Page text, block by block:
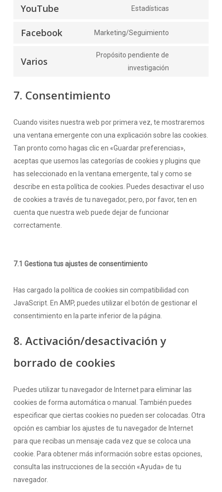
YouTube Estadísticas
Facebook Marketing/Seguimiento
Varios
Propósito pendiente de
investigación
7. Consentimiento
Cuando visites nuestra web por primera vez, te mostraremos
una ventana emergente con una explicación sobre las cookies.
Tan pronto como hagas clic en «Guardar preferencias»,
aceptas que usemos las categorías de cookies y plugins que
has seleccionado en la ventana emergente, tal y como se
describe en esta política de cookies. Puedes desactivar el uso
de cookies a través de tu navegador, pero, por favor, ten en
cuenta que nuestra web puede dejar de funcionar
correctamente.
7.1 Gestiona tus ajustes de consentimiento
Has cargado la política de cookies sin compatibilidad con
JavaScript. En AMP, puedes utilizar el botón de gestionar el
consentimiento en la parte inferior de la página.
8. Activación/desactivación y
borrado de cookies
Puedes utilizar tu navegador de Internet para eliminar las
cookies de forma automática o manual. También puedes
especificar que ciertas cookies no pueden ser colocadas. Otra
opción es cambiar los ajustes de tu navegador de Internet
para que recibas un mensaje cada vez que se coloca una
cookie. Para obtener más información sobre estas opciones,
consulta las instrucciones de la sección «Ayuda» de tu
navegador.